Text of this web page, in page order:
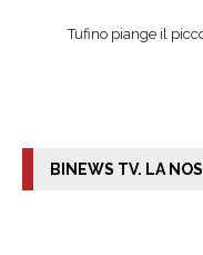
Tufino piange il
BINEWS TV. LA